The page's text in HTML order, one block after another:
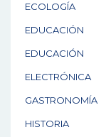
ECOLOGÍA
EDUCACIÓN
EDUCACIÓN
ELECTRÓNICA
GASTRONOMÍA
HISTORIA